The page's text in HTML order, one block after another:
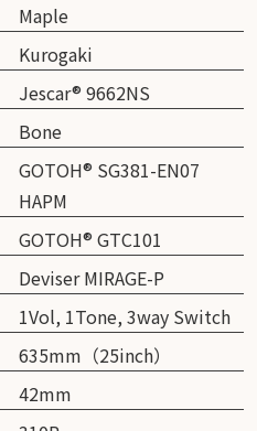
Maple
Kurogaki
Jescar® 9662NS
Bone
GOTOH® SG381-EN07
HAPM
GOTOH® GTC101
Deviser MIRAGE-P
1Vol, 1Tone, 3way Switch
635mm（25inch）
42mm